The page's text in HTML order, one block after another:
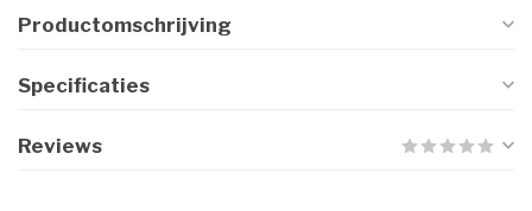
Productomschrijving
Specificaties
Reviews